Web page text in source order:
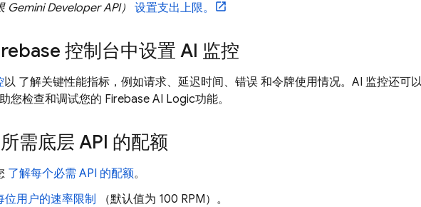
Gemini Developer API） 设置支出上限。
控制台中设置 AI 监控
以 了解关键性能指标，例如请求、延迟时间、错误 和令牌使用情况。AI 监控还可
您检查和调试您的 Firebase AI Logic功能。
需底层 API 的配额
了解每个必需 API 的配额。
位用户的速率限制
（默认值为 100 RPM）。